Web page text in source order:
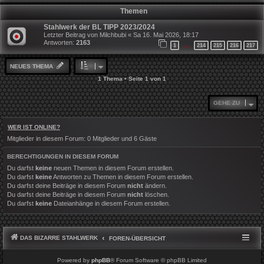
Themen
Stahlwerk der BL TIPP 2023/2024
Letzter Beitrag von Milchbubi « Sa 16. Mai 2026, 18:17
Antworten: 2163 1 … 214 215 216 217
NEUES THEMA
1 Thema • Seite1 von1
GEHE ZU
WER IST ONLINE?
Mitglieder in diesem Forum: 0 Mitglieder und 6 Gäste
BERECHTIGUNGEN IN DIESEM FORUM
Du darfst keine neuen Themen in diesem Forum erstellen.
Du darfst keineAntworten zu Themen in diesem Forum erstellen.
Du darfst deine Beiträge in diesem Forum nicht ändern.
Du darfst deine Beiträge in diesem Forum nicht löschen.
Du darfst keine Dateianhänge in diesem Forum erstellen.
DAS BIZARRE STAHLWERK FOREN-ÜBERSICHT
Powered by phpBB® Forum Software © phpBB Limited